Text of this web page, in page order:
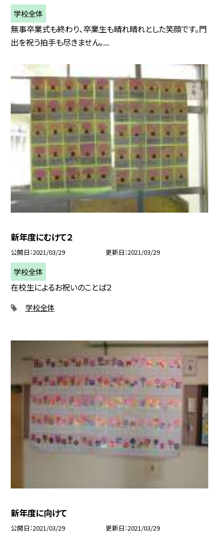
学校全体
無事卒業式も終わり、卒業生も晴れ晴れとした笑顔です。門
出を祝う拍手も尽きません。...
新年度にむけて２
公開日 2021/03/29 更新日 2021/03/29
学校全体
在校生によるお祝いのことば２
学校全体
新年度に向けて
公開日 2021/03/29 更新日 2021/03/29